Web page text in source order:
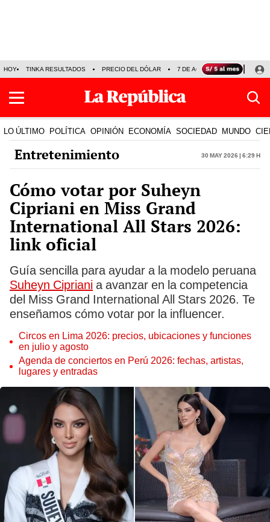
HOY TINKA RESULTADOS PRECIO DEL DÓLAR 7 DE AGOSTO OLLANTA
LO ÚLTIMO POLÍTICA OPINIÓN ECONOMÍA SOCIEDAD MUNDO
Entretenimiento 30 May 2026 | 6:29 h
Cómo votar por Suheyn
Cipriani en Miss Grand
International All Stars 2026:
link oficial
Guía sencilla para ayudar a la modelo peruana
Suheyn Cipriani a avanzar en la competencia
del Miss Grand International All Stars 2026. Te
enseñamos cómo votar por la influencer.
Circos en Lima 2026: precios, ubicaciones y funciones
en julio y agosto
Agenda de conciertos en Perú 2026: fechas, artistas,
lugares y entradas